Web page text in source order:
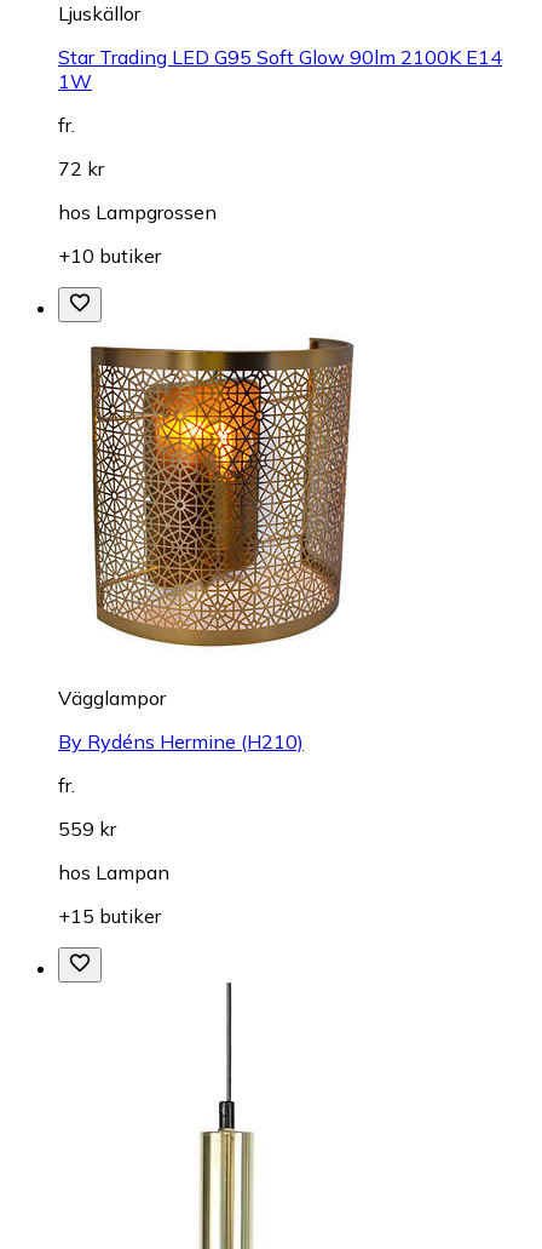
Ljuskällor
Star Trading LED G95 Soft Glow 90lm 2100K E14
1W
fr.
72 kr
hos Lampgrossen
+10 butiker
Vägglampor
By Rydéns Hermine (H210)
fr.
559 kr
hos Lampan
+15 butiker